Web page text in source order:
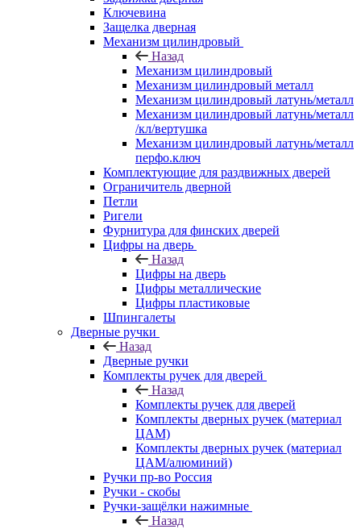
Ключевина
Защелка дверная
Механизм цилиндровый
Назад
Механизм цилиндровый
Механизм цилиндровый металл
Механизм цилиндровый латунь/металл
Механизм цилиндровый латунь/металл
/кл/вертушка
Механизм цилиндровый латунь/металл
перфо.ключ
Комплектующие для раздвижных дверей
Ограничитель дверной
Петли
Ригели
Фурнитура для финских дверей
Цифры на дверь
Назад
Цифры на дверь
Цифры металлические
Цифры пластиковые
Шпингалеты
Дверные ручки
Назад
Дверные ручки
Комплекты ручек для дверей
Назад
Комплекты ручек для дверей
Комплекты дверных ручек (материал
ЦАМ)
Комплекты дверных ручек (материал
ЦАМ/алюминий)
Ручки пр-во Россия
Ручки - скобы
Ручки-защёлки нажимные
Назад